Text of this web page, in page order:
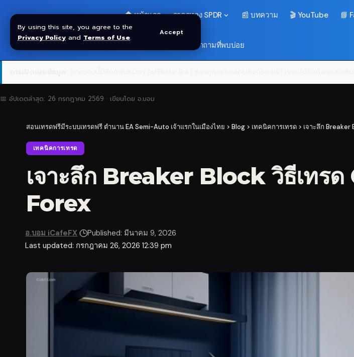
By using this site, you agree to the
Privacy Policy and Terms of Use.
Accept
🏠 หน้าแรก ราคาทอง SPDR 📰 บทความ 🎬 YouTube 📘
❓ คำถามที่พบบ่อย
📅 อัปเดตล่าสุด: 26 กรกฎาคม 2569 · เขียนโดย อ.บอม
สอนเทรดฟรีมีระบบเทรดฟรี ตำนาน EA Semi-Auto เจ้าแรกในเมืองไทย > Blog > เทคนิคการเทรด > เจาะลึก Breaker
เทคนิคการเทรด
เจาะลึก Breaker Block วิธีเทร
Forex
Last updated: กรกฎาคม 26, 2026 12:39 pm
อ.บอม iCafeFX Published: มีนาคม 9, 2026